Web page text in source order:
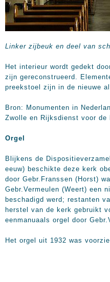
Linker zijbeuk en deel van
Het interieur wordt gedekt
zijn gereconstrueerd.
preekstoel zijn in de nieuwe
Bron: Monumenten in
Zwolle en Rijksdienst voor de
Orgel
Blijkens de
eeuw) beschikte deze kerk
door Gebr.Franssen (Horst)
Gebr.Vermeulen (Weert) een
beschadigd werd; restanten
herstel van de kerk gebruikt
eenmanuaals orgel door
Het orgel uit 1932 was